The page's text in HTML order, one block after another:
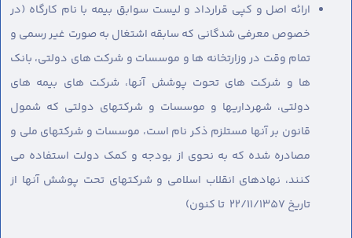
ارائه اصل و کپی قرارداد و لیست سوابق بیمه با نام کارگاه (در
خصوص معرفی شدگانی که سابقه اشتغال به صورت غیر رسمی و
تمام وقت در وزارتخانه ها و موسسات و شرکت های دولتی، بانک
ها و شرکت های تحوت پوشش آنها، شرکت های بیمه های
دولتی، شهرداریها و موسسات و شرکتهای دولتی که شمول
قانون بر آنها مستلزم ذکر نام است، موسسات و شرکتهای ملی و
مصادره شده که به نحوی از بودجه و کمک دولت استفاده می
کنند، نهادهای انقلاب اسلامی و شرکتهای تحت پوشش آنها از
تاریخ 22/11/1357 تا کنون)